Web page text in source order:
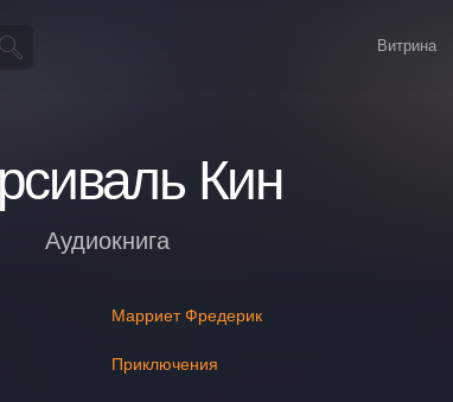
Витрина
Кин
Аудиокнига
Марриет Фредерик
Приключения